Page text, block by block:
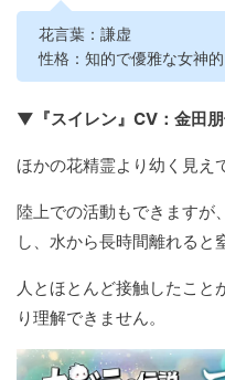
花言葉：謙虚
性格：知的で優雅な女神的
▼『スイレン』CV：金田
ほかの花精霊より幼く見え
陸上での活動もできますが
し、水から長時間離れると
人とほとんど接触したこと
り理解できません。